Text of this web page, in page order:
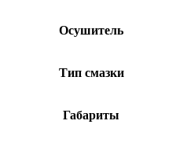
Осушитель
Тип смазки
Габариты